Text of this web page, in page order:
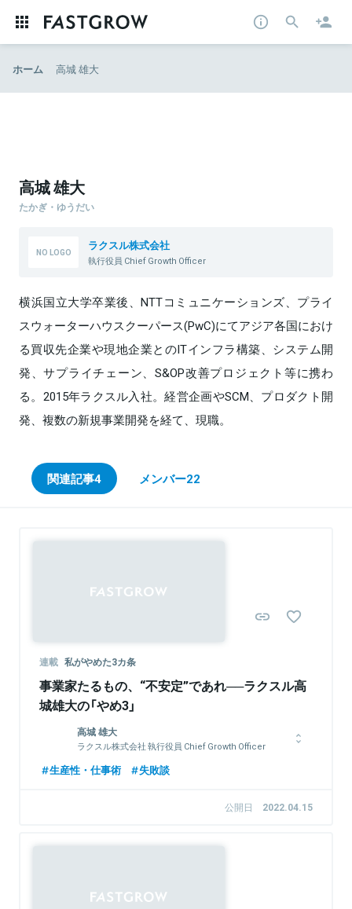
ホーム 高城 雄大
高城 雄大
たかぎ・ゆうだい
ラクスル株式会社
執行役員 Chief Growth Officer
横浜国立大学卒業後、NTTコミュニケーションズ、プライ
スウォーターハウスクーパース(PwC)にてアジア各国におけ
る買収先企業や現地企業とのITインフラ構築、システム開
発、サプライチェーン、S&OP改善プロジェクト等に携わ
る。2015年ラクスル入社。経営企画やSCM、プロダクト開
発、複数の新規事業開発を経て、現職。
関連記事4 メンバー22
連載 私がやめた3カ条
事業家たるもの、“不安定”であれ──ラクスル高
城雄大の「やめ3」
高城 雄大
ラクスル株式会社 執行役員 Chief Growth Officer
横浜国立大学卒業後、NTTコミュニケーションズ、プライスウ
ェーン、S&OP改善プロジェクト等に携わる。2015年ラクスル
関連情報をみる
生産性・仕事術 失敗談
公開日 2022.04.15